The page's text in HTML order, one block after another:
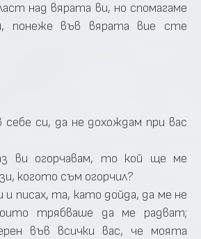
над вярата ви, но спомагаме
понеже във вярата вие сте
си, да не дохождам при вас
ви огорчавам, то кой ще ме
когото съм огорчил?
писах, та, като дойда, да ме не
трябваше да ме радват;
във всички вас, че моята